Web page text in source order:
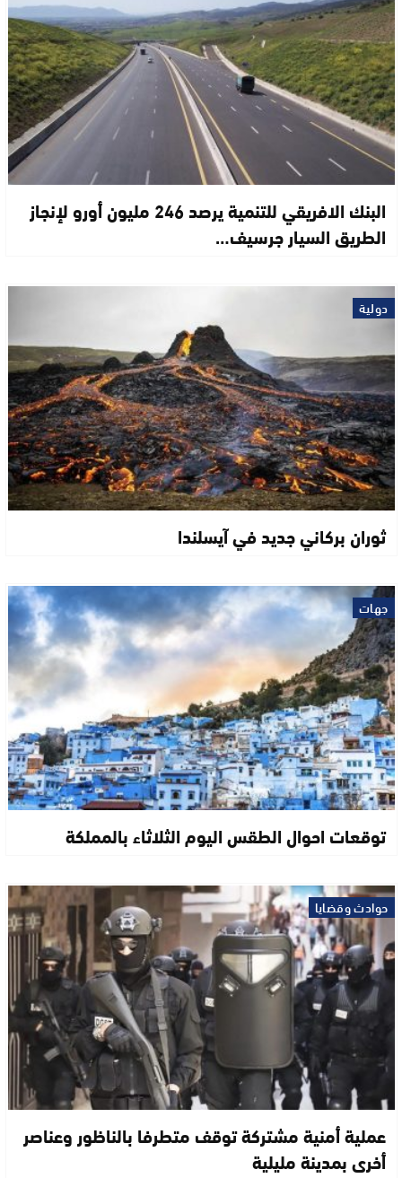
البنك الافريقي للتنمية يرصد 246 مليون أورو لإنجاز
الطريق السيار جرسيف…
دولية
ثوران بركاني جديد في آيسلندا
جهات
توقعات احوال الطقس اليوم الثلاثاء بالمملكة
حوادث وقضايا
عملية أمنية مشتركة توقف متطرفا بالناظور وعناصر
أخرى بمدينة مليلية